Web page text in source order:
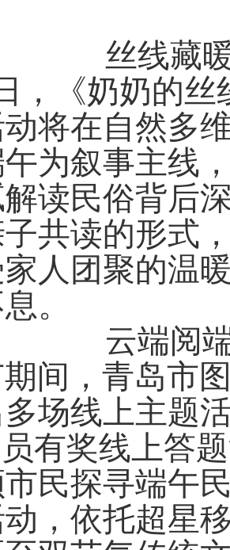
丝线藏
，《奶奶的
将在自然多
为叙事主线
读民俗背后
共读的形式
人团聚的温
。
云端阅
间，青岛市
场线上主题
有奖线上答
民探寻端午
，依托超星